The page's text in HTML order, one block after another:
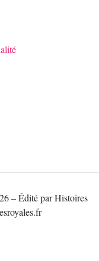
– Édité par Histoires